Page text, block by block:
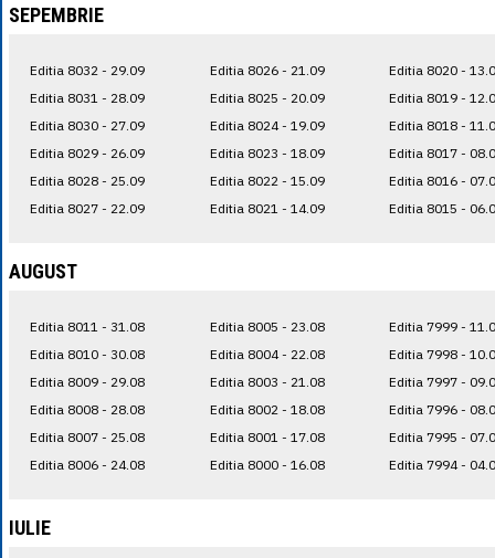
SEPEMBRIE
Editia 8032 - 29.09
Editia 8031 - 28.09
Editia 8030 - 27.09
Editia 8029 - 26.09
Editia 8028 - 25.09
Editia 8027 - 22.09
Editia 8026 - 21.09
Editia 8025 - 20.09
Editia 8024 - 19.09
Editia 8023 - 18.09
Editia 8022 - 15.09
Editia 8021 - 14.09
Editia 8020 -
Editia 8019 -
Editia 8018 -
Editia 8017 -
Editia 8016 -
Editia 8015 -
AUGUST
Editia 8011 - 31.08
Editia 8010 - 30.08
Editia 8009 - 29.08
Editia 8008 - 28.08
Editia 8007 - 25.08
Editia 8006 - 24.08
Editia 8005 - 23.08
Editia 8004 - 22.08
Editia 8003 - 21.08
Editia 8002 - 18.08
Editia 8001 - 17.08
Editia 8000 - 16.08
Editia 7999 -
Editia 7998 -
Editia 7997 -
Editia 7996 -
Editia 7995 -
Editia 7994 -
IULIE